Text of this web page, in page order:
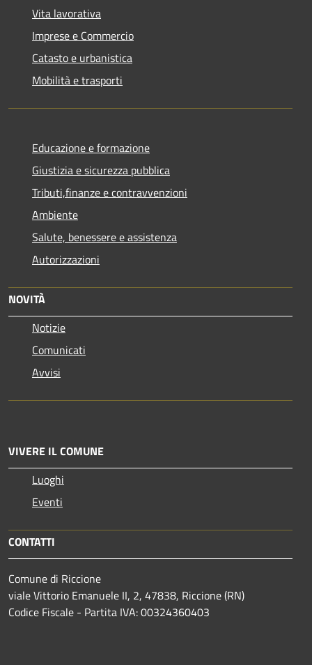
Vita lavorativa
Imprese e Commercio
Catasto e urbanistica
Mobilità e trasporti
Educazione e formazione
Giustizia e sicurezza pubblica
Tributi,finanze e contravvenzioni
Ambiente
Salute, benessere e assistenza
Autorizzazioni
NOVITÀ
Notizie
Comunicati
Avvisi
VIVERE IL COMUNE
Luoghi
Eventi
CONTATTI
Comune di Riccione
viale Vittorio Emanuele II, 2, 47838, Riccione (RN)
Codice Fiscale - Partita IVA: 00324360403